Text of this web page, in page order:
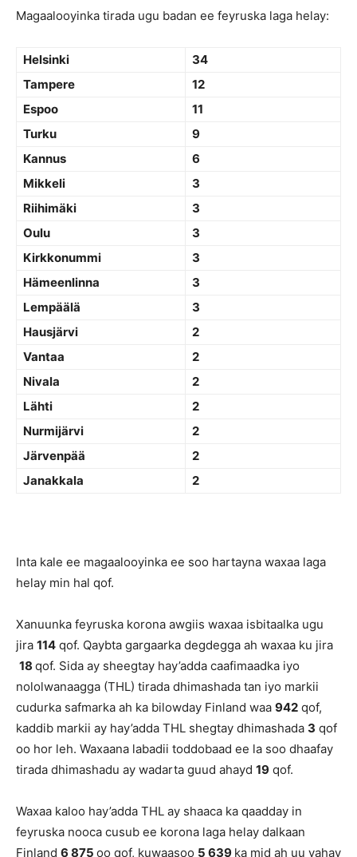
Magaalooyinka tirada ugu badan ee feyruska laga helay:
Helsinki
34
Tampere
12
Espoo
11
Turku
9
Kannus
6
Mikkeli
3
Riihimäki
3
Oulu
3
Kirkkonummi
3
Hämeenlinna
3
Lempäälä
3
Hausjärvi
2
Vantaa
2
Nivala
2
Lähti
2
Nurmijärvi
2
Järvenpää
2
Janakkala
2
Inta kale ee magaalooyinka ee soo hartayna waxaa laga
helay min hal qof.
Xanuunka feyruska korona awgiis waxaa isbitaalka ugu
jira 114 qof. Qaybta gargaarka degdegga ah waxaa ku jira
18 qof. Sida ay sheegtay hay’adda caafimaadka iyo
nololwanaagga (THL) tirada dhimashada tan iyo markii
cudurka safmarka ah ka bilowday Finland waa 942 qof,
kaddib markii ay hay’adda THL shegtay dhimashada 3 qof
oo hor leh. Waxaana labadii toddobaad ee la soo dhaafay
tirada dhimashadu ay wadarta guud ahayd 19 qof.
Waxaa kaloo hay’adda THL ay shaaca ka qaadday in
feyruska nooca cusub ee korona laga helay dalkaan
Finland 6 875 oo qof, kuwaasoo 5 639 ka mid ah uu yahay